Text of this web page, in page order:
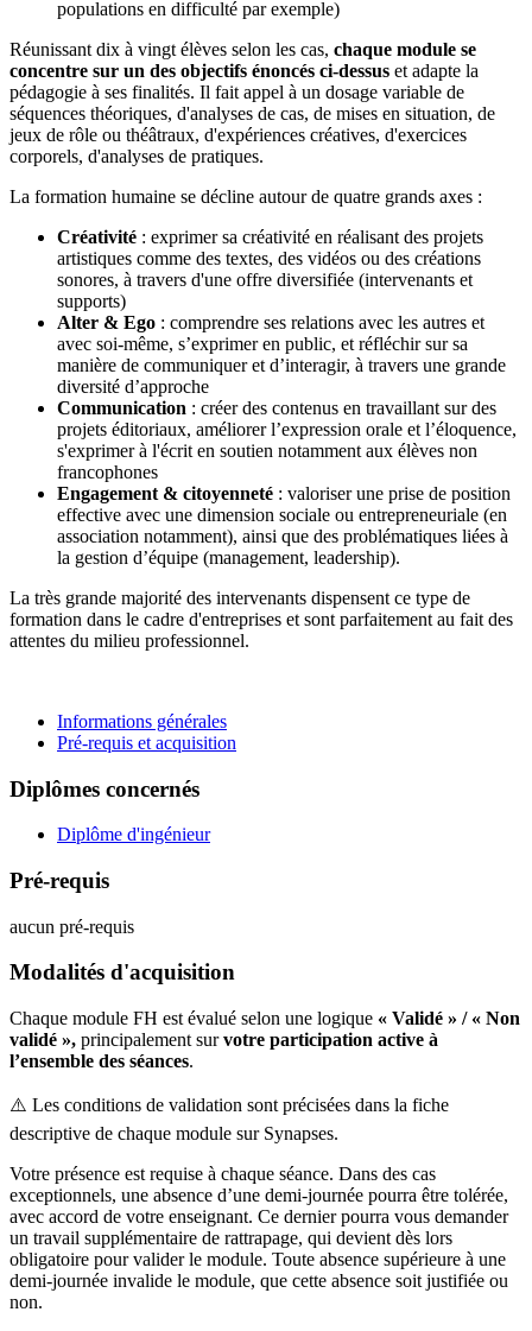
populations en difficulté par exemple)
Réunissant dix à vingt élèves selon les cas, chaque module se
concentre sur un des objectifs énoncés ci-dessus et adapte la
pédagogie à ses finalités. Il fait appel à un dosage variable de
séquences théoriques, d'analyses de cas, de mises en situation, de
jeux de rôle ou théâtraux, d'expériences créatives, d'exercices
corporels, d'analyses de pratiques.
La formation humaine se décline autour de quatre grands axes :
Créativité : exprimer sa créativité en réalisant des projets
artistiques comme des textes, des vidéos ou des créations
sonores, à travers d'une offre diversifiée (intervenants et
supports)
Alter & Ego : comprendre ses relations avec les autres et
avec soi-même, s’exprimer en public, et réfléchir sur sa
manière de communiquer et d’interagir, à travers une grande
diversité d’approche
Communication : créer des contenus en travaillant sur des
projets éditoriaux, améliorer l’expression orale et l’éloquence,
s'exprimer à l'écrit en soutien notamment aux élèves non
francophones
Engagement & citoyenneté : valoriser une prise de position
effective avec une dimension sociale ou entrepreneuriale (en
association notamment), ainsi que des problématiques liées à
la gestion d’équipe (management, leadership).
La très grande majorité des intervenants dispensent ce type de
formation dans le cadre d'entreprises et sont parfaitement au fait des
attentes du milieu professionnel.
Informations générales
Pré-requis et acquisition
Diplômes concernés
Diplôme d'ingénieur
Pré-requis
aucun pré-requis
Modalités d'acquisition
Chaque module FH est évalué selon une logique « Validé » / « Non
validé », principalement survotre participation active à
l’ensemble des séances.
⚠️ Les conditions de validation sont précisées dans la fiche
descriptive de chaque module sur Synapses.
Votre présence est requise à chaque séance. Dans des cas
exceptionnels, une absence d’une demi-journée pourra être tolérée,
avec accord de votre enseignant. Ce dernier pourra vous demander
un travail supplémentaire de rattrapage, qui devient dès lors
obligatoire pour valider le module. Toute absence supérieure à une
demi-journée invalide le module, que cette absence soit justifiée ou
non.